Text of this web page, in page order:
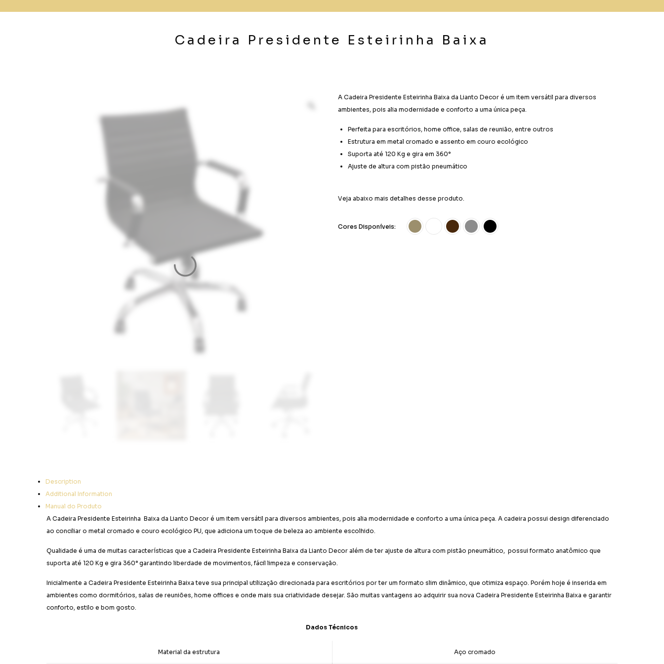
Cadeira Presidente Esteirinha Baixa
A Cadeira Presidente Esteirinha Baixa da Lianto Decor é um item versátil para diversos
ambientes, pois alia modernidade e conforto a uma única peça.
Perfeita para escritórios, home office, salas de reunião, entre outros
Estrutura em metal cromado e assento em couro ecológico
Suporta até 120 Kg e gira em 360°
Ajuste de altura com pistão pneumático
Veja abaixo mais detalhes desse produto.
Cores Disponíveis:
Description
Additional Information
Manual do Produto
A Cadeira Presidente Esteirinha Baixa da Lianto Decor é um item versátil para diversos ambientes, pois alia modernidade e conforto a uma única peça. A cadeira possui design diferenciado
ao conciliar o metal cromado e couro ecológico PU, que adiciona um toque de beleza ao ambiente escolhido.
Qualidade é uma de muitas características que a Cadeira Presidente Esteirinha Baixa da Lianto Decor além de ter ajuste de altura com pistão pneumático, possui formato anatômico que
suporta até 120 Kg e gira 360° garantindo liberdade de movimentos, fácil limpeza e conservação.
Inicialmente a Cadeira Presidente Esteirinha Baixa teve sua principal utilização direcionada para escritórios por ter um formato slim dinâmico, que otimiza espaço. Porém hoje é inserida em
ambientes como dormitórios, salas de reuniões, home offices e onde mais sua criatividade desejar. São muitas vantagens ao adquirir sua nova Cadeira Presidente Esteirinha Baixa e garantir
conforto, estilo e bom gosto.
Dados Técnicos
Material da estrutura Aço cromado